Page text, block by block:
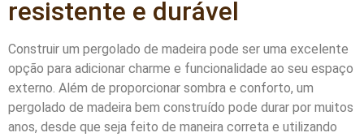
resistente e durável
Construir um pergolado de madeira pode ser uma excelente
opção para adicionar charme e funcionalidade ao seu espaço
externo. Além de proporcionar sombra e conforto, um
pergolado de madeira bem construído pode durar por muitos
anos, desde que seja feito de maneira correta e utilizando